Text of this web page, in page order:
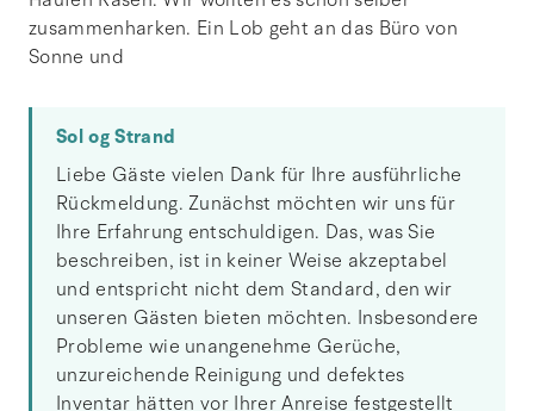
zusammenharken. Ein Lob geht an das Büro von
Sonne und
Sol og Strand
Liebe Gäste vielen Dank für Ihre ausführliche
Rückmeldung. Zunächst möchten wir uns für
Ihre Erfahrung entschuldigen. Das, was Sie
beschreiben, ist in keiner Weise akzeptabel
und entspricht nicht dem Standard, den wir
unseren Gästen bieten möchten. Insbesondere
Probleme wie unangenehme Gerüche,
unzureichende Reinigung und defektes
Inventar hätten vor Ihrer Anreise festgestellt